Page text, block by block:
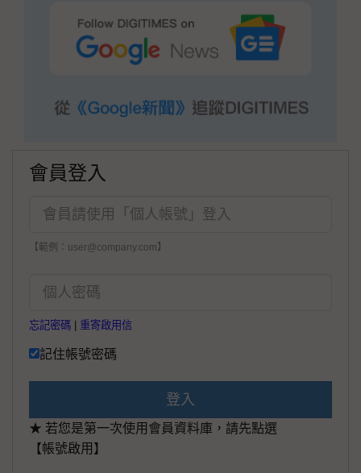
會員登入
【範例：user@company.com】
忘記密碼 重寄啟用信
記住帳號密碼
登入
★ 若您是第一次使用會員資料庫，請先點選
【帳號啟用】